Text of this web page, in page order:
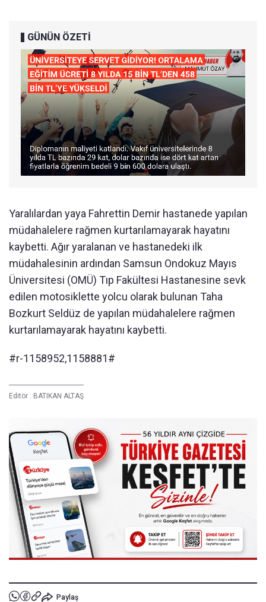
GÜNÜN ÖZETİ
Yaralılardan yaya Fahrettin Demir hastanede yapılan
müdahalelere rağmen kurtarılamayarak hayatını
kaybetti. Ağır yaralanan ve hastanedeki ilk
müdahalesinin ardından Samsun Ondokuz Mayıs
Üniversitesi (OMÜ) Tıp Fakültesi Hastanesine sevk
edilen motosiklette yolcu olarak bulunan Taha
Bozkurt Seldüz de yapılan müdahalelere rağmen
kurtarılamayarak hayatını kaybetti.
#r-1158952,1158881#
Editör : BATIKAN ALTAŞ
Paylaş